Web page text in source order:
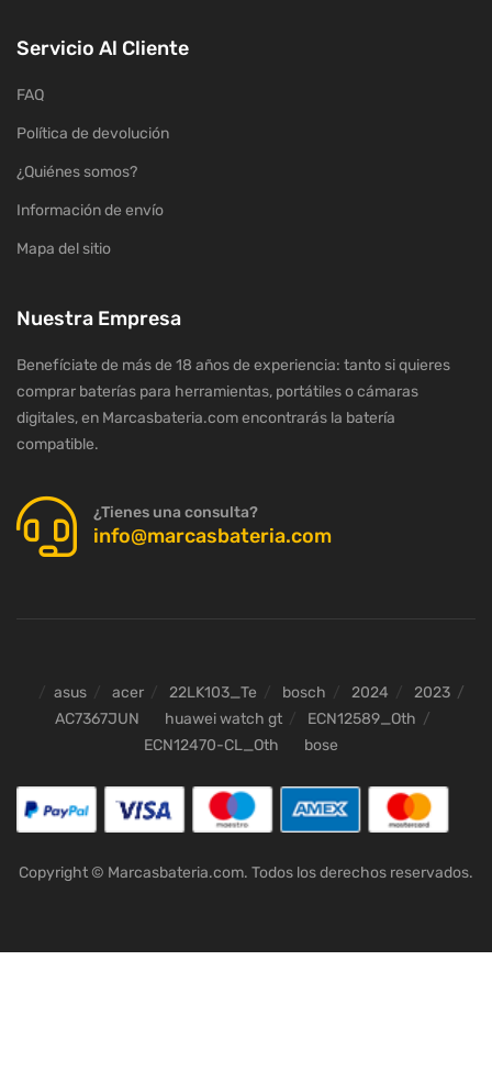
Servicio Al Cliente
FAQ
Política de devolución
¿Quiénes somos?
Información de envío
Mapa del sitio
Nuestra Empresa
Benefíciate de más de 18 años de experiencia: tanto si quieres
comprar baterías para herramientas, portátiles o cámaras
digitales, en Marcasbateria.com encontrarás la batería
compatible.
¿Tienes una consulta?
info@marcasbateria.com
asus acer 22LK103_Te bosch 2024
2023
AC7367JUN
huawei watch gt
ECN12589_Oth
ECN12470-CL_Oth
bose
Copyright © Marcasbateria.com. Todos los derechos reservados.